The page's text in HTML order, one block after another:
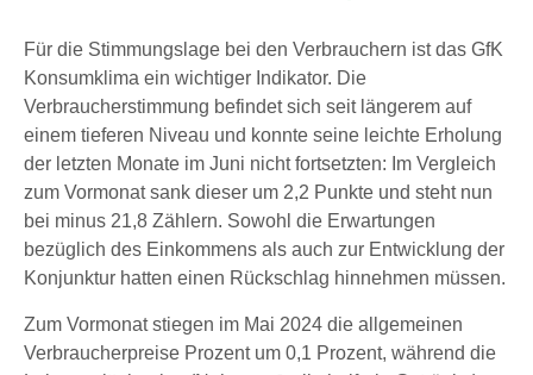
Für die Stimmungslage bei den Verbrauchern ist das GfK
Konsumklima ein wichtiger Indikator. Die
Verbraucherstimmung befindet sich seit längerem auf
einem tieferen Niveau und konnte seine leichte Erholung
der letzten Monate im Juni nicht fortsetzten: Im Vergleich
zum Vormonat sank dieser um 2,2 Punkte und steht nun
bei minus 21,8 Zählern. Sowohl die Erwartungen
bezüglich des Einkommens als auch zur Entwicklung der
Konjunktur hatten einen Rückschlag hinnehmen müssen.
Zum Vormonat stiegen im Mai 2024 die allgemeinen
Verbraucherpreise Prozent um 0,1 Prozent, während die